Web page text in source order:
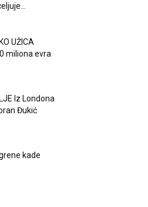
UŽICA
miliona evra
Iz Londona
Đukić
kade